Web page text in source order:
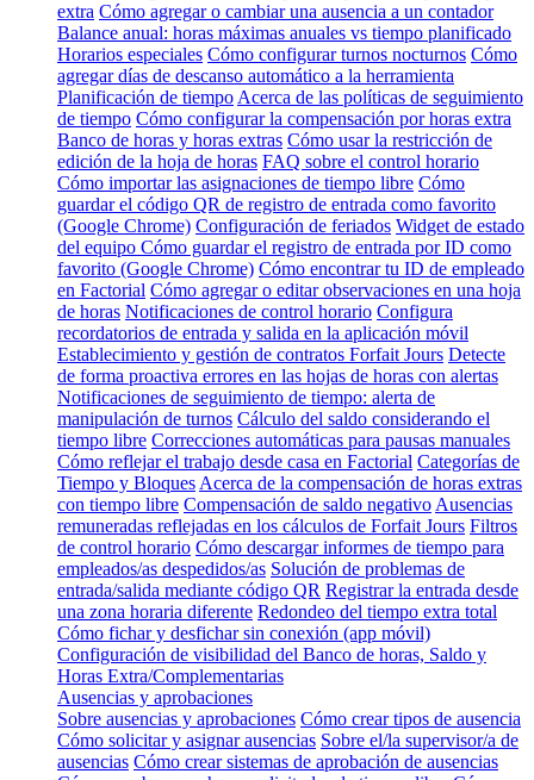
extra Cómo agregar o cambiar una ausencia a un contador
Balance anual: horas máximas anuales vs tiempo planificado
Horarios especiales Cómo configurar turnos nocturnos Cómo
agregar días de descanso automático a la herramienta
Planificación de tiempo Acerca de las políticas de seguimiento
de tiempo Cómo configurar la compensación por horas extra
Banco de horas y horas extras Cómo usar la restricción de
edición de la hoja de horas FAQ sobre el control horario
Cómo importar las asignaciones de tiempo libre Cómo
guardar el código QR de registro de entrada como favorito
(Google Chrome) Configuración de feriados Widget de estado
del equipo Cómo guardar el registro de entrada por ID como
favorito (Google Chrome) Cómo encontrar tu ID de empleado
en Factorial Cómo agregar o editar observaciones en una hoja
de horas Notificaciones de control horario Configura
recordatorios de entrada y salida en la aplicación móvil
Establecimiento y gestión de contratos Forfait Jours Detecte
de forma proactiva errores en las hojas de horas con alertas
Notificaciones de seguimiento de tiempo: alerta de
manipulación de turnos Cálculo del saldo considerando el
tiempo libre Correcciones automáticas para pausas manuales
Cómo reflejar el trabajo desde casa en Factorial Categorías de
Tiempo y Bloques Acerca de la compensación de horas extras
con tiempo libre Compensación de saldo negativo Ausencias
remuneradas reflejadas en los cálculos de Forfait Jours Filtros
de control horario Cómo descargar informes de tiempo para
empleados/as despedidos/as Solución de problemas de
entrada/salida mediante código QR Registrar la entrada desde
una zona horaria diferente Redondeo del tiempo extra total
Cómo fichar y desfichar sin conexión (app móvil)
Configuración de visibilidad del Banco de horas, Saldo y
Horas Extra/Complementarias
Ausencias y aprobaciones
Sobre ausencias y aprobaciones Cómo crear tipos de ausencia
Cómo solicitar y asignar ausencias Sobre el/la supervisor/a de
ausencias Cómo crear sistemas de aprobación de ausencias